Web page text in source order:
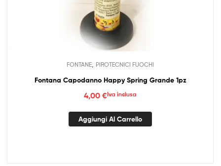
FONTANE PIROTECNICI FUOCHI
Fontana Capodanno Happy Spring Grande 1pz
4,00 €Iva inclusa
Aggiungi Al Carrello